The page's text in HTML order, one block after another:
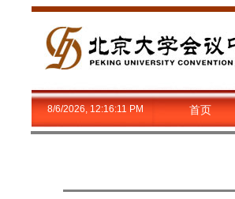
8/6/2026, 12:16:11 PM 首页